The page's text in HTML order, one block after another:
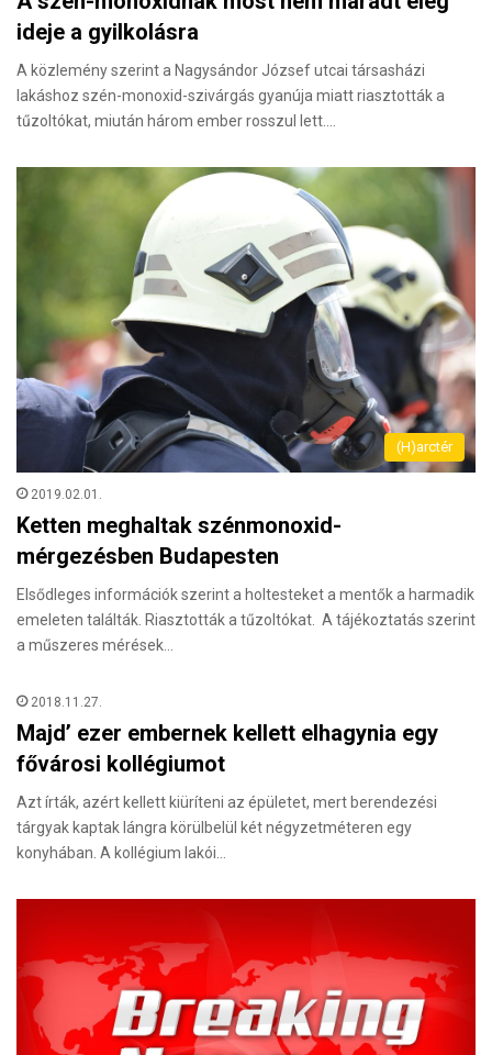
ideje a gyilkolásra
A közlemény szerint a Nagysándor József utcai társasházi
lakáshoz szén-monoxid-szivárgás gyanúja miatt riasztották a
tűzoltókat, miután három ember rosszul lett.…
(H)arctér
2019.02.01.
Ketten meghaltak szénmonoxid-
mérgezésben Budapesten
Elsődleges információk szerint a holtesteket a mentők a harmadik
emeleten találták. Riasztották a tűzoltókat. A tájékoztatás szerint
a műszeres mérések…
2018.11.27.
Majd’ ezer embernek kellett elhagynia egy
fővárosi kollégiumot
Azt írták, azért kellett kiüríteni az épületet, mert berendezési
tárgyak kaptak lángra körülbelül két négyzetméteren egy
konyhában. A kollégium lakói…